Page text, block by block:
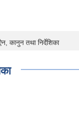
कानुन तथा निर्देशिका